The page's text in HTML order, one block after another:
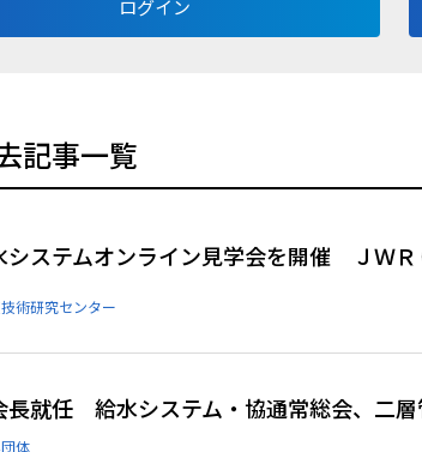
ログイン
記事一覧
システムオンライン見学会を開催 ＪＷＲ
術研究センター
長就任 給水システム・協通常総会、二
体